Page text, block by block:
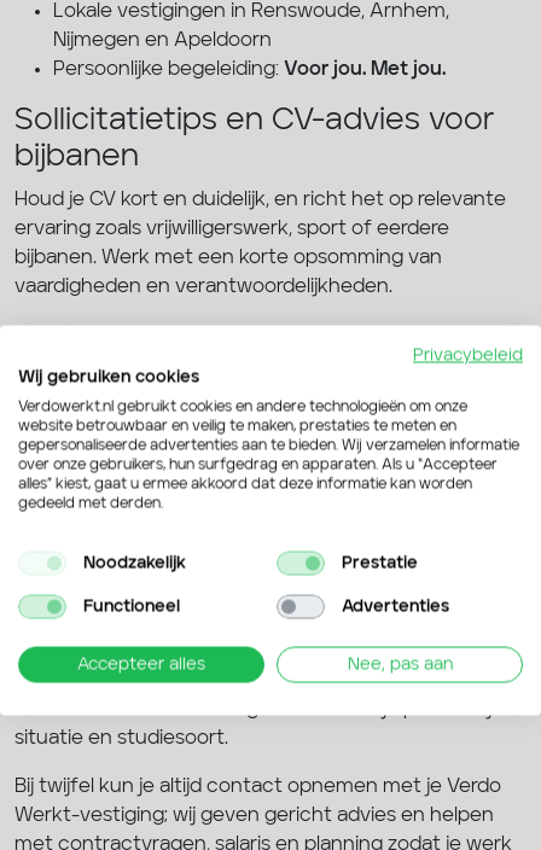
Lokale vestigingen in Renswoude, Arnhem,
Nijmegen en Apeldoorn
Persoonlijke begeleiding: Voor jou. Met jou.
Sollicitatietips en CV-advies voor
bijbanen
Houd je CV kort en duidelijk, en richt het op relevante
ervaring zoals vrijwilligerswerk, sport of eerdere
bijbanen. Werk met een korte opsomming van
vaardigheden en verantwoordelijkheden.
kunt bijdragen. Bereid je voor op korte gesprekken en
vaak zwaarder wegen dan jaren ervaring.
Kort en duidelijk CV gericht op bijbaanervaring
Motivatie in 2-3 regels: waarom jij inzetbaar bent
Veelgestelde vragen over bijbanen
Veelgestelde vragen gaan over de gevolgen voor
studiefinanciering, het aantal uur dat je kunt werken
en wie je moet benaderen bij vragen over contract of
situatie en studiesoort.
Bij twijfel kun je altijd contact opnemen met je Verdo
Werkt-vestiging; wij geven gericht advies en helpen
met contractvragen, salaris en planning zodat je werk
Privacybeleid
Wij gebruiken cookies
Verdowerkt.nl gebruikt cookies en andere technologieën om onze
website betrouwbaar en veilig te maken, prestaties te meten en
gepersonaliseerde advertenties aan te bieden. Wij verzamelen informatie
over onze gebruikers, hun surfgedrag en apparaten. Als u “Accepteer
alles” kiest, gaat u ermee akkoord dat deze informatie kan worden
gedeeld met derden.
Noodzakelijk Prestatie
Functioneel Advertenties
Accepteer alles Nee, pas aan